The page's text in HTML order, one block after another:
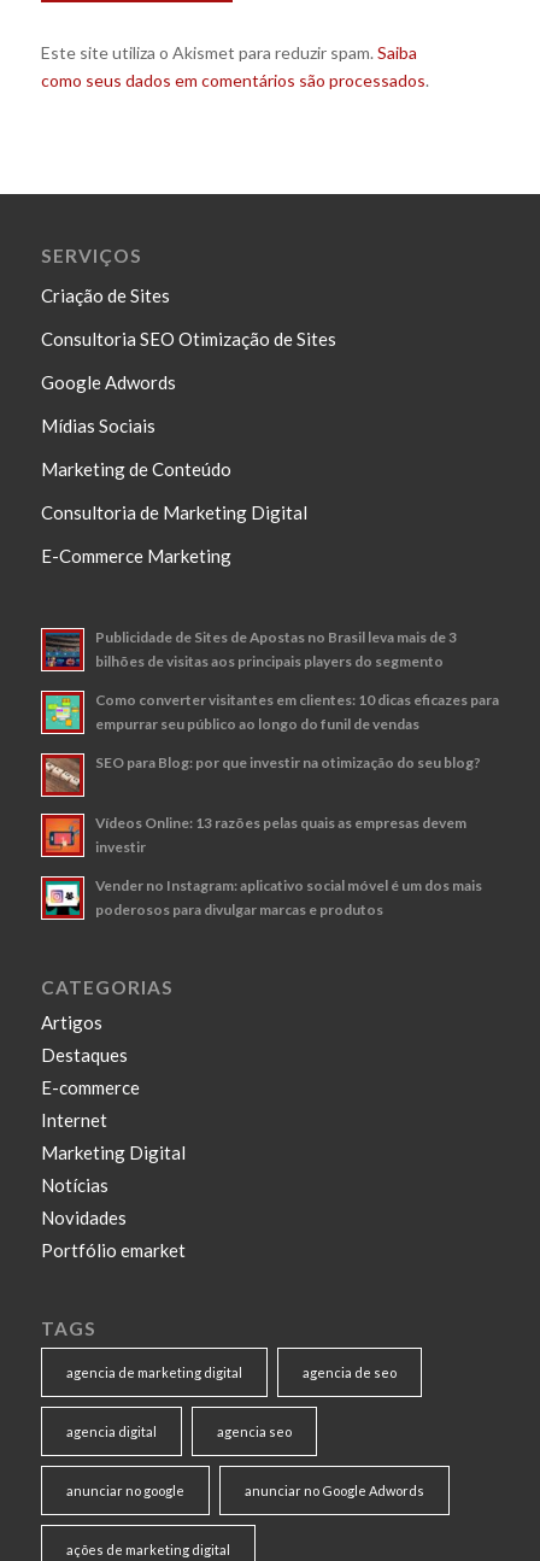
Este site utiliza o Akismet para reduzir spam. Saiba
como seus dados em comentários são processados.
SERVIÇOS
Criação de Sites
Consultoria SEO Otimização de Sites
Google Adwords
Mídias Sociais
Marketing de Conteúdo
Consultoria de Marketing Digital
E-Commerce Marketing
Publicidade de Sites de Apostas no Brasil leva mais de 3
bilhões de visitas aos principais players do segmento
Como converter visitantes em clientes: 10 dicas eficazes para
empurrar seu público ao longo do funil de vendas
SEO para Blog: por que investir na otimização do seu blog?
Vídeos Online: 13 razões pelas quais as empresas devem
investir
Vender no Instagram: aplicativo social móvel é um dos mais
poderosos para divulgar marcas e produtos
CATEGORIAS
Artigos
Destaques
E-commerce
Internet
Marketing Digital
Notícias
Novidades
Portfólio emarket
TAGS
agencia de marketing digital agencia de seo
agencia digital agencia seo
anunciar no google anunciar no Google Adwords
ações de marketing digital